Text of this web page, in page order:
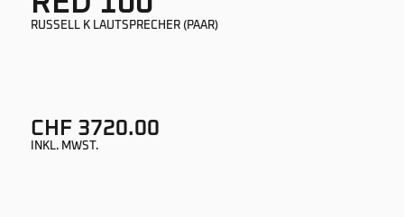
RUSSELL K LAUTSPRECHER (PAAR)
CHF 3720.00
INKL. MWST.